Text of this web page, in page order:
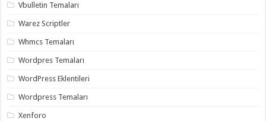
Vbulletin Temaları
Warez Scriptler
Whmcs Temaları
Wordpres Temaları
WordPress Eklentileri
Wordpress Temaları
Xenforo